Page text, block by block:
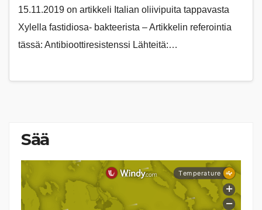
15.11.2019 on artikkeli Italian oliivipuita tappavasta
Xylella fastidiosa- bakteerista – Artikkelin referointia
tässä: Antibioottiresistenssi Lähteitä:…
Sää